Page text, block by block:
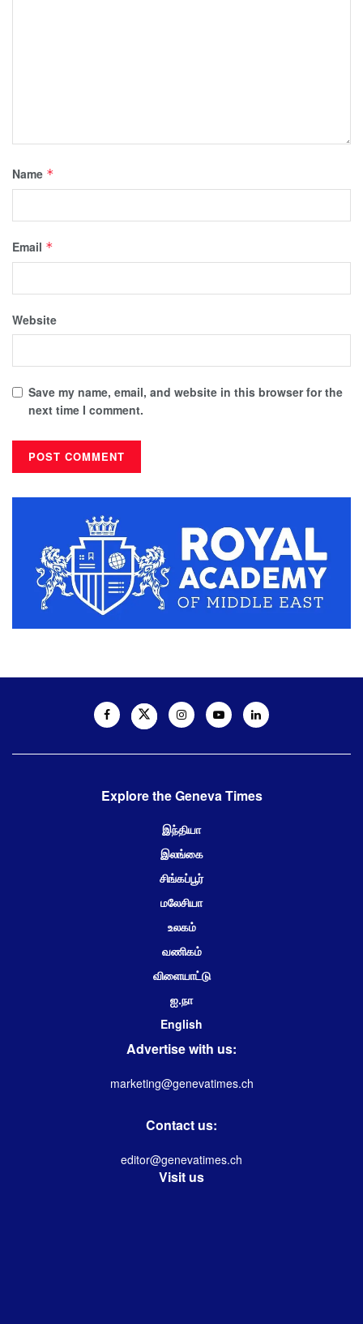
Name *
Email *
Website
Save my name, email, and website in this browser for the
next time I comment.
Explore the Geneva Times
இந்தியா
இலங்கை
சிங்கப்பூர்
மலேசியா
உலகம்
வணிகம்
விளையாட்டு
ஐ.நா
English
Advertise with us:
marketing@genevatimes.ch
Contact us:
editor@genevatimes.ch
Visit us